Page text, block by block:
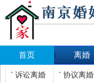
首页 离婚
诉讼离婚 协议离婚